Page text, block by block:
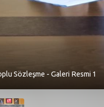
Sözleşme - Galeri Resmi 1